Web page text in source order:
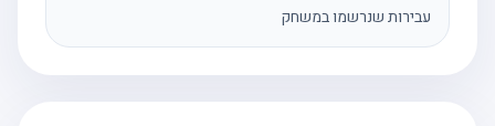
עבירות שנרשמו במשחק